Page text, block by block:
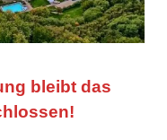
bleibt das